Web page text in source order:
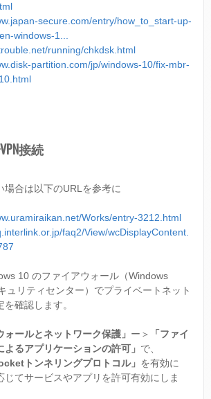
secure.com/entry/how_to_start-up-
windows-1...
running/chkdsk.html
partition.com/jp/windows-10/fix-mbr-
接続
場合は以下のURLを参考に
Works/entry-3212.html
faq2/View/wcDisplayContent.
10 のファイアウォール（Windows
ュリティセンター）でプライベートネット
を確認します。
ォールとネットワーク保護」 ー＞
「ファイ
よるアプリケーションの許可」 で、
トンネリングプロトコル」 を有効に
じてサービスやアプリを許可有効にしま